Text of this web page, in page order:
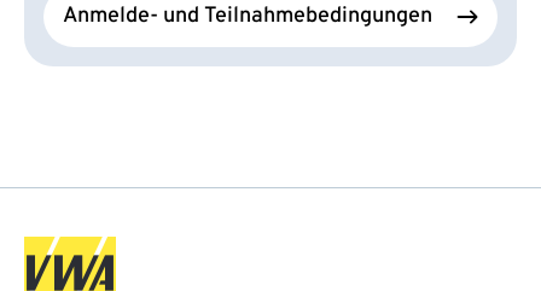
Anmelde- und Teilnahmebedingungen